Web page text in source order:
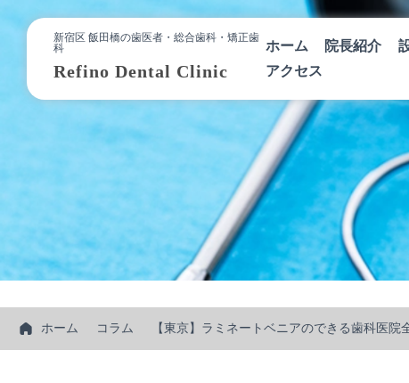
新宿区 飯田橋の歯医者・総合歯科・矯正歯
科
Refino Dental Clinic
ホーム 院長紹介
アクセス
ホーム コラム 【東京】ラミネートベニアのできる歯科医院